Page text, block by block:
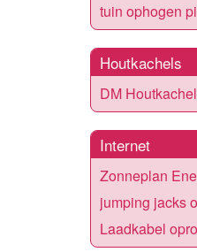
tuin ophogen
Houtkachels
DM
Internet
Zonneplan
jumping jacks
Laadkabel